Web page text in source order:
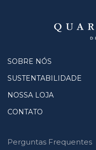
SOBRE NÓS
SUSTENTABILIDADE
NOSSA LOJA
CONTATO
Perguntas Frequentes